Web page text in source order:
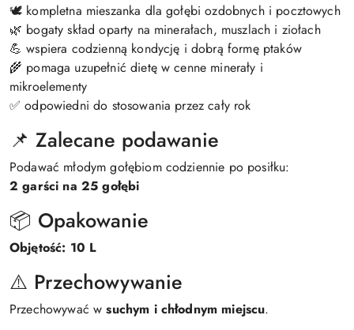
🕊️ kompletna mieszanka dla gołębi ozdobnych i pocztowych
🌿 bogaty skład oparty na minerałach, muszlach i ziołach
💪 wspiera codzienną kondycję i dobrą formę ptaków
🌾 pomaga uzupełnić dietę w cenne minerały i
mikroelementy
✅ odpowiedni do stosowania przez cały rok
📌 Zalecane podawanie
Podawać młodym gołębiom codziennie po posiłku:
2 garści na 25 gołębi
📦 Opakowanie
Objętość: 10 L
⚠️ Przechowywanie
Przechowywać wsuchym i chłodnym miejscu.